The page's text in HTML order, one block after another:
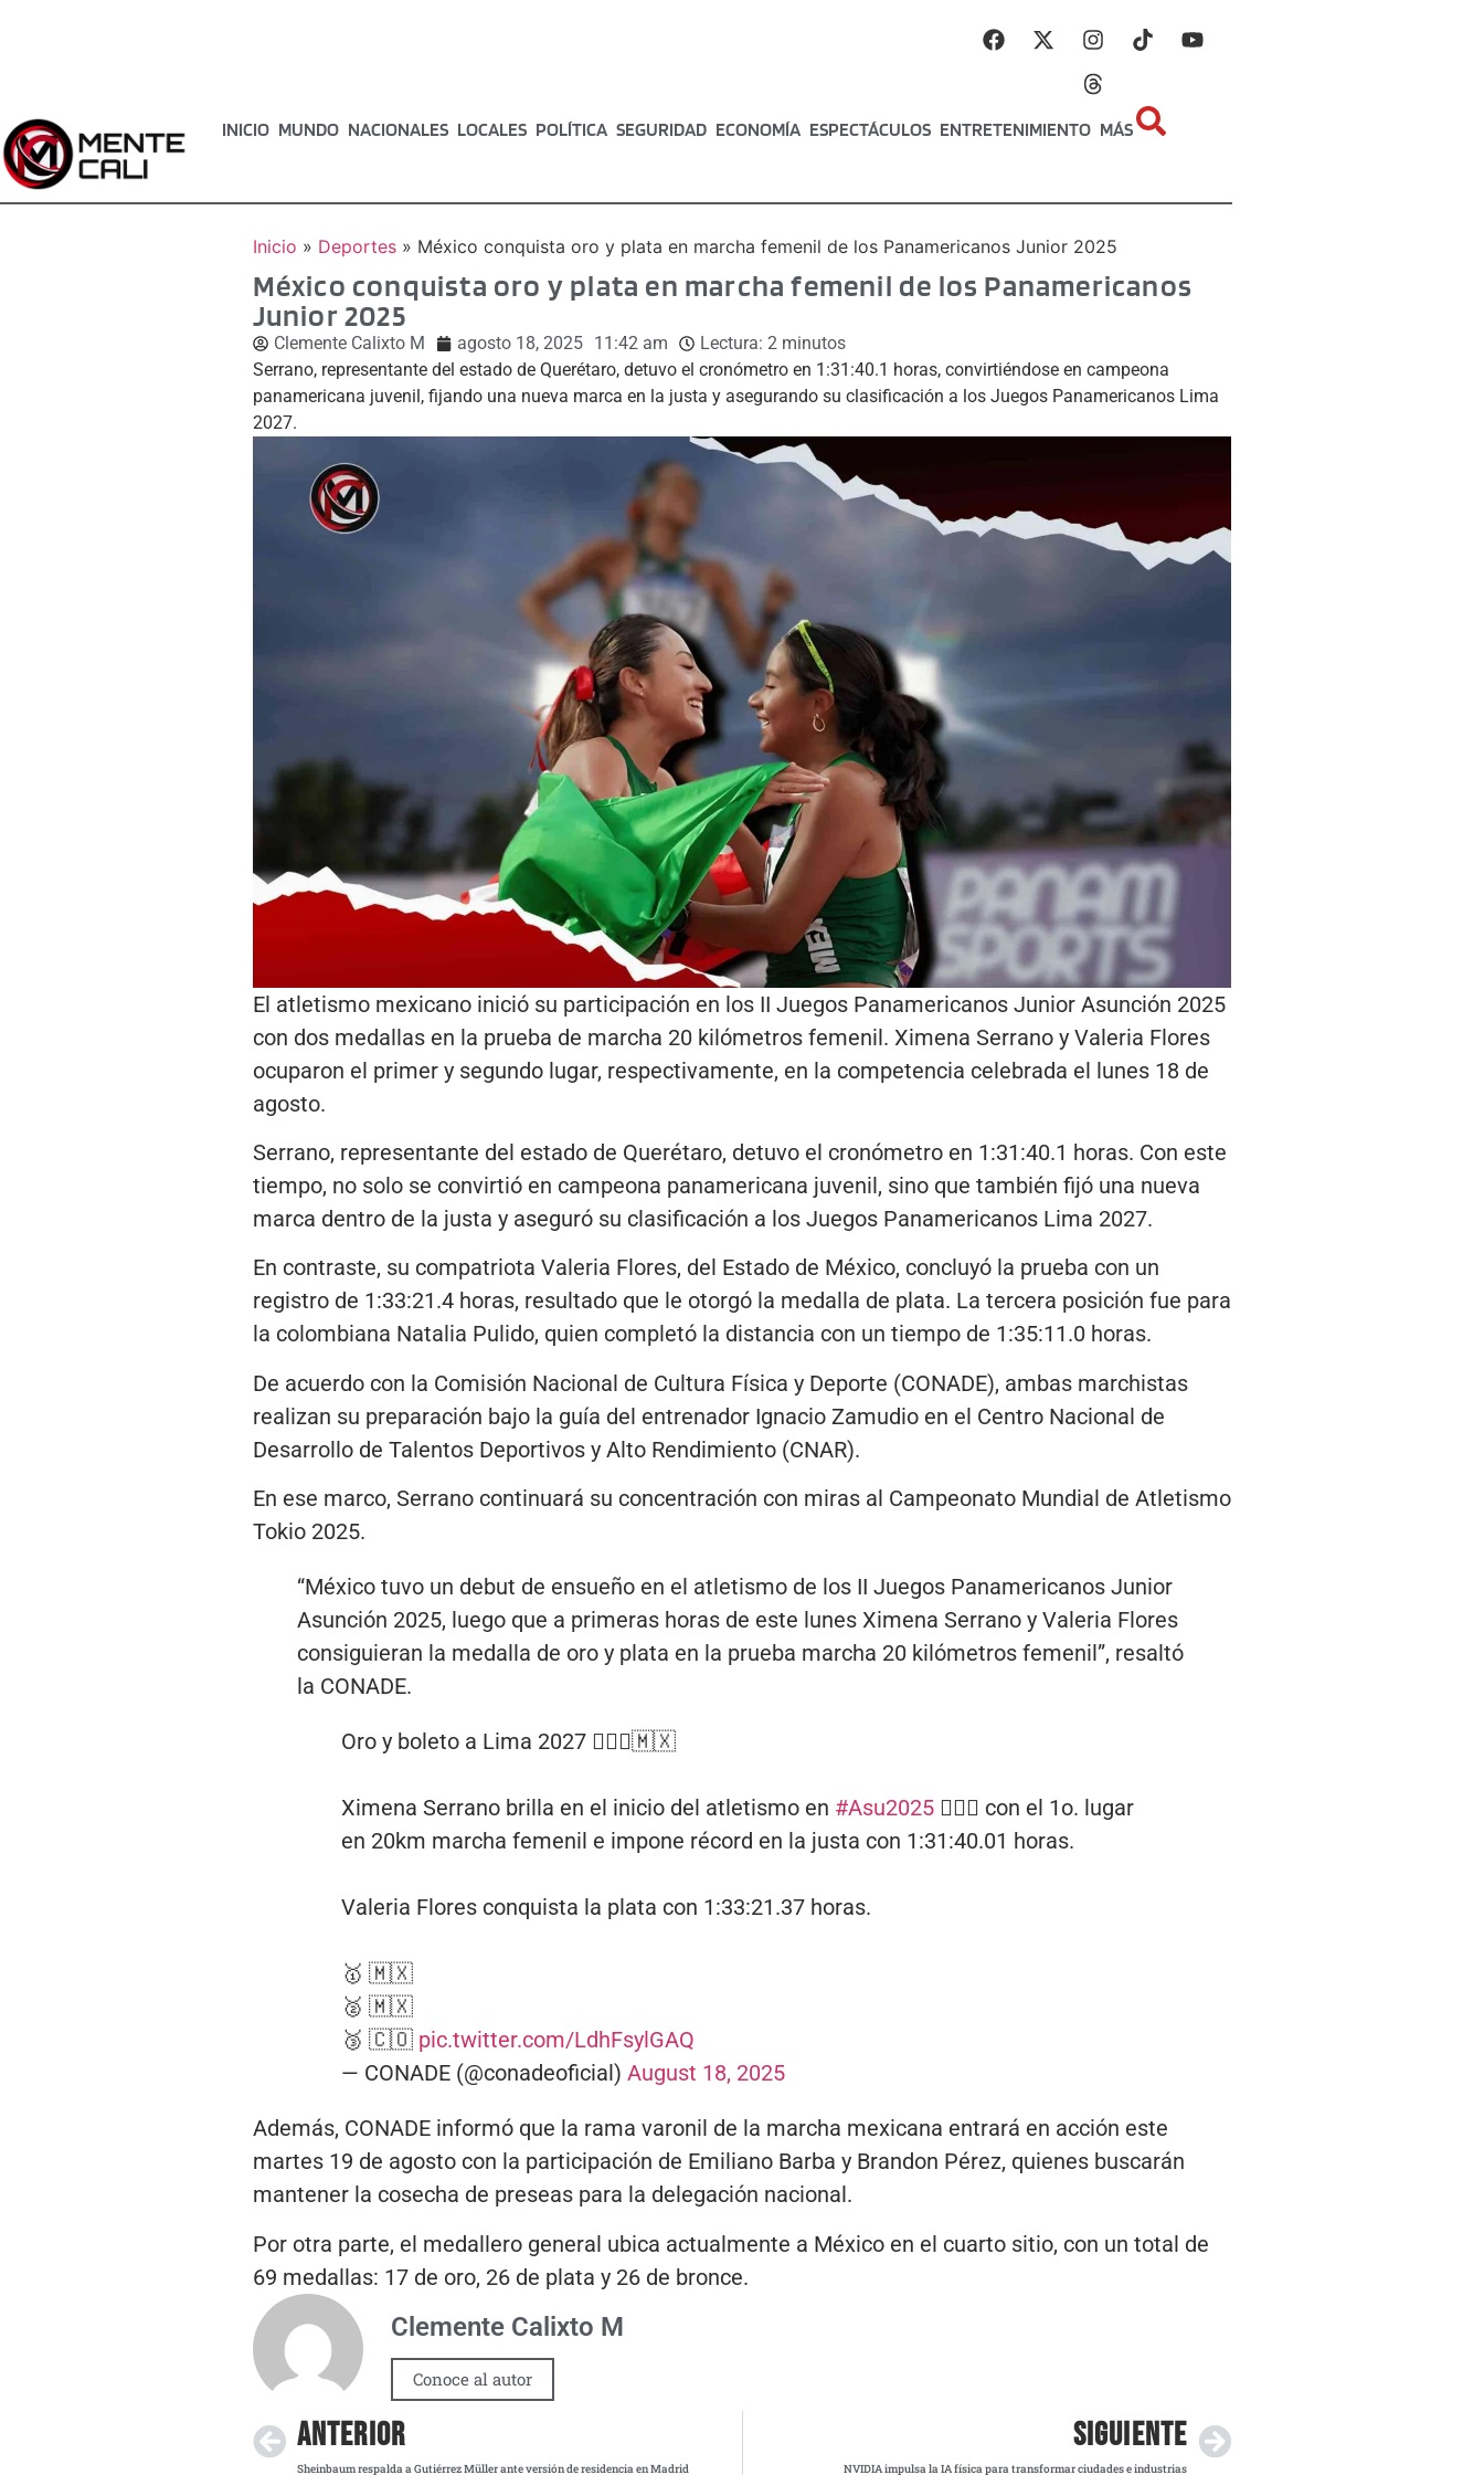
INICIO MUNDO NACIONALES LOCALES POLÍTICA SEGURIDAD ECONOMÍA ESPECTÁCULOS ENTRETENIMIENTO MÁS
Inicio » Deportes» México conquista oro y plata en marcha femenil de los Panamericanos Junior 2025
México conquista oro y plata en marcha femenil de los Panamericanos
Junior 2025
Clemente Calixto M agosto 18, 2025 11:42 am Lectura: 2 minutos
Serrano, representante del estado de Querétaro, detuvo el cronómetro en 1:31:40.1 horas, convirtiéndose en campeona
panamericana juvenil, fijando una nueva marca en la justa y asegurando su clasificación a los Juegos Panamericanos Lima
2027.
El atletismo mexicano inició su participación en los II Juegos Panamericanos Junior Asunción 2025
con dos medallas en la prueba de marcha 20 kilómetros femenil. Ximena Serrano y Valeria Flores
ocuparon el primer y segundo lugar, respectivamente, en la competencia celebrada el lunes 18 de
agosto.
Serrano, representante del estado de Querétaro, detuvo el cronómetro en 1:31:40.1 horas. Con este
tiempo, no solo se convirtió en campeona panamericana juvenil, sino que también fijó una nueva
marca dentro de la justa y aseguró su clasificación a los Juegos Panamericanos Lima 2027.
En contraste, su compatriota Valeria Flores, del Estado de México, concluyó la prueba con un
registro de 1:33:21.4 horas, resultado que le otorgó la medalla de plata. La tercera posición fue para
la colombiana Natalia Pulido, quien completó la distancia con un tiempo de 1:35:11.0 horas.
De acuerdo con la Comisión Nacional de Cultura Física y Deporte (CONADE), ambas marchistas
realizan su preparación bajo la guía del entrenador Ignacio Zamudio en el Centro Nacional de
Desarrollo de Talentos Deportivos y Alto Rendimiento (CNAR).
En ese marco, Serrano continuará su concentración con miras al Campeonato Mundial de Atletismo
Tokio 2025.
“México tuvo un debut de ensueño en el atletismo de los II Juegos Panamericanos Junior
Asunción 2025, luego que a primeras horas de este lunes Ximena Serrano y Valeria Flores
consiguieran la medalla de oro y plata en la prueba marcha 20 kilómetros femenil”, resaltó
la CONADE.
Oro y boleto a Lima 2027 🏃🏻‍♀️🇲🇽
Ximena Serrano brilla en el inicio del atletismo en #Asu2025🏃🏻‍♀️ con el 1o. lugar
en 20km marcha femenil e impone récord en la justa con 1:31:40.01 horas.
Valeria Flores conquista la plata con 1:33:21.37 horas.
🥇 🇲🇽
🥈 🇲🇽
🥉 🇨🇴 pic.twitter.com/LdhFsylGAQ
— CONADE (@conadeoficial) August 18, 2025
Además, CONADE informó que la rama varonil de la marcha mexicana entrará en acción este
martes 19 de agosto con la participación de Emiliano Barba y Brandon Pérez, quienes buscarán
mantener la cosecha de preseas para la delegación nacional.
Por otra parte, el medallero general ubica actualmente a México en el cuarto sitio, con un total de
69 medallas: 17 de oro, 26 de plata y 26 de bronce.
Clemente Calixto M
Conoce al autor
ANTERIOR
Sheinbaum respalda a Gutiérrez Müller ante versión de residencia en Madrid
SIGUIENTE
NVIDIA impulsa la IA física para transformar ciudades e industrias